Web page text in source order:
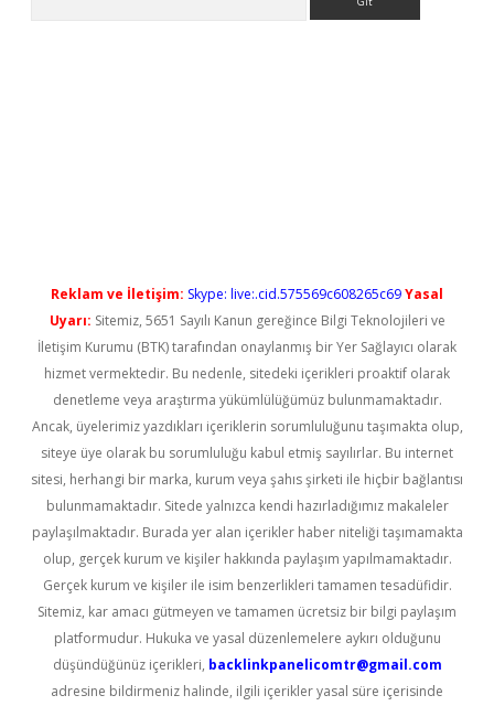
Reklam ve İletişim: Skype: live:.cid.575569c608265c69Yasal
Uyarı: Sitemiz, 5651 Sayılı Kanun gereğince Bilgi Teknolojileri ve
İletişim Kurumu (BTK) tarafından onaylanmış bir Yer Sağlayıcı olarak
hizmet vermektedir. Bu nedenle, sitedeki içerikleri proaktif olarak
denetleme veya araştırma yükümlülüğümüz bulunmamaktadır.
Ancak, üyelerimiz yazdıkları içeriklerin sorumluluğunu taşımakta olup,
siteye üye olarak bu sorumluluğu kabul etmiş sayılırlar. Bu internet
sitesi, herhangi bir marka, kurum veya şahıs şirketi ile hiçbir bağlantısı
bulunmamaktadır. Sitede yalnızca kendi hazırladığımız makaleler
paylaşılmaktadır. Burada yer alan içerikler haber niteliği taşımamakta
olup, gerçek kurum ve kişiler hakkında paylaşım yapılmamaktadır.
Gerçek kurum ve kişiler ile isim benzerlikleri tamamen tesadüfidir.
Sitemiz, kar amacı gütmeyen ve tamamen ücretsiz bir bilgi paylaşım
platformudur. Hukuka ve yasal düzenlemelere aykırı olduğunu
düşündüğünüz içerikleri, backlinkpanelicomtr@gmail.com
adresine bildirmeniz halinde, ilgili içerikler yasal süre içerisinde